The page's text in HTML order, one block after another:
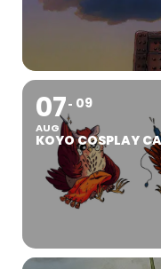
07
AUG
09
KOYO COSPLAY